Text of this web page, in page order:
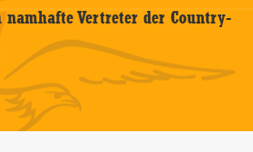
namhafte Vertreter der Country-